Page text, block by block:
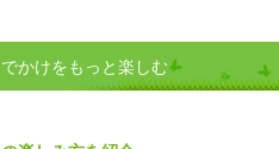
かけをもっと楽しむ